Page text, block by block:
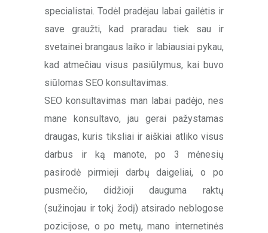
specialistai. Todėl pradėjau labai gailėtis ir
save graužti, kad praradau tiek sau ir
svetainei brangaus laiko ir labiausiai pykau,
kad atmečiau visus pasiūlymus, kai buvo
siūlomas SEO konsultavimas.
SEO konsultavimas man labai padėjo, nes
mane konsultavo, jau gerai pažystamas
draugas, kuris tiksliai ir aiškiai atliko visus
darbus ir ką manote, po 3 mėnesių
pasirodė pirmieji darbų daigeliai, o po
pusmečio, didžioji dauguma raktų
(sužinojau ir tokį žodį) atsirado neblogose
pozicijose, o po metų, mano internetinės